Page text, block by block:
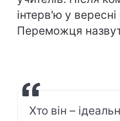
інтерв'ю у вересні
Переможця
Хто він –